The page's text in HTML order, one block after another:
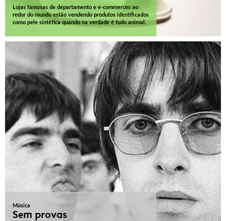
Lojas famosas de departamento e e-commerces ao
redor do mundo estão vendendo produtos identificados
como pele sintética quando na verdade é tudo animal.
Música
Sem provas